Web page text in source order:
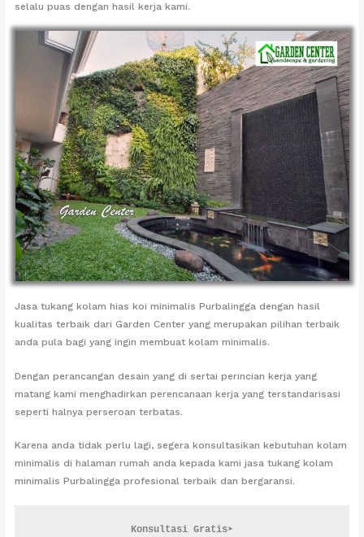
selalu puas dengan hasil kerja kami.
Jasa tukang kolam hias koi minimalis Purbalingga dengan hasil
kualitas terbaik dari Garden Center yang merupakan pilihan terbaik
anda pula bagi yang ingin membuat kolam minimalis.
Dengan perancangan desain yang di sertai perincian kerja yang
matang kami menghadirkan perencanaan kerja yang terstandarisasi
seperti halnya perseroan terbatas.
Karena anda tidak perlu lagi, segera konsultasikan kebutuhan kolam
minimalis di halaman rumah anda kepada kami jasa tukang kolam
minimalis Purbalingga profesional terbaik dan bergaransi.
Konsultasi Gratis➤